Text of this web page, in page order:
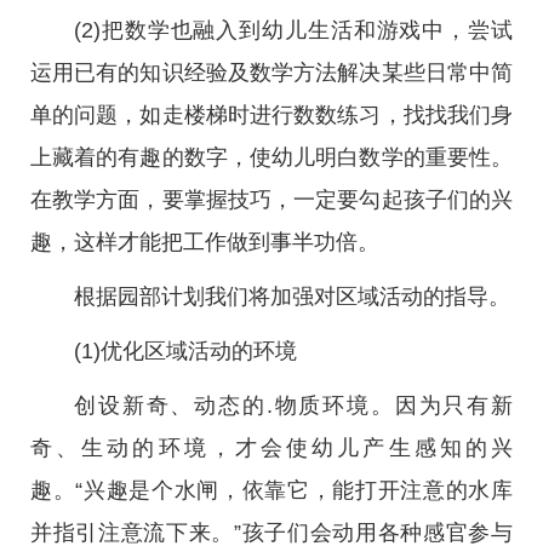
(2)把数学也融入到幼儿生活和游戏中，尝试
运用已有的知识经验及数学方法解决某些日常中简
单的问题，如走楼梯时进行数数练习，找找我们身
上藏着的有趣的数字，使幼儿明白数学的重要性。
在教学方面，要掌握技巧，一定要勾起孩子们的兴
趣，这样才能把工作做到事半功倍。
根据园部计划我们将加强对区域活动的指导。
(1)优化区域活动的环境
创设新奇、动态的.物质环境。因为只有新
奇、生动的环境，才会使幼儿产生感知的兴
趣。“兴趣是个水闸，依靠它，能打开注意的水库
并指引注意流下来。”孩子们会动用各种感官参与